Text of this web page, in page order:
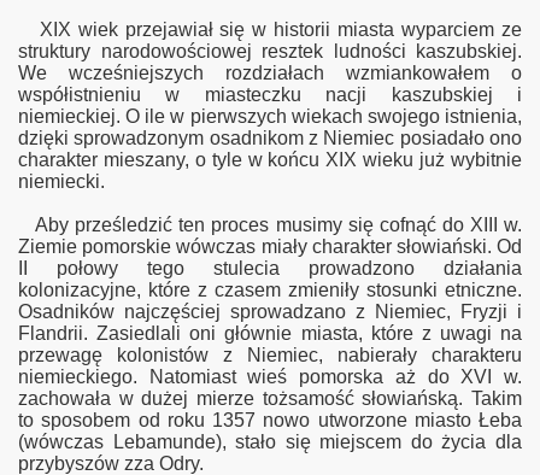
XIX wiek przejawiał się w historii miasta wyparciem ze
struktury narodowościowej resztek ludności kaszubskiej.
We wcześniejszych rozdziałach wzmiankowałem o
współistnieniu w miasteczku nacji kaszubskiej i
niemieckiej. O ile w pierwszych wiekach swojego istnienia,
dzięki sprowadzonym osadnikom z Niemiec posiadało ono
charakter mieszany, o tyle w końcu XIX wieku już wybitnie
niemiecki.
Aby prześledzić ten proces musimy się cofnąć do XIII w.
Ziemie pomorskie wówczas miały charakter słowiański. Od
II połowy tego stulecia prowadzono działania
kolonizacyjne, które z czasem zmieniły stosunki etniczne.
Osadników najczęściej sprowadzano z Niemiec, Fryzji i
Flandrii. Zasiedlali oni głównie miasta, które z uwagi na
przewagę kolonistów z Niemiec, nabierały charakteru
niemieckiego. Natomiast wieś pomorska aż do XVI w.
zachowała w dużej mierze tożsamość słowiańską. Takim
to sposobem od roku 1357 nowo utworzone miasto Łeba
(wówczas Lebamunde), stało się miejscem do życia dla
przybyszów zza Odry.